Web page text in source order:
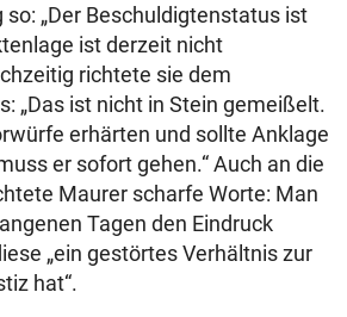
„Der Beschuldigtenstatus ist
ist derzeit nicht
richtete sie dem
„Das ist nicht in Stein gemeißelt.
erhärten und sollte Anklage
er sofort gehen.“ Auch an die
Maurer scharfe Worte: Man
Tagen den Eindruck
„ein gestörtes Verhältnis zur
hat“.